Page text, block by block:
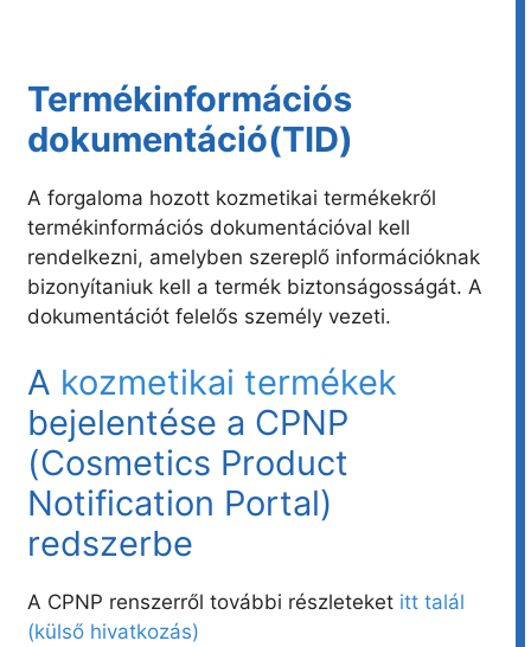
Termékinformációs
dokumentáció(TID)
A forgaloma hozott kozmetikai termékekről
termékinformációs dokumentációval kell
rendelkezni, amelyben szereplő információknak
bizonyítaniuk kell a termék biztonságosságát. A
dokumentációt felelős személy vezeti.
A kozmetikai termékek
bejelentése a CPNP
(Cosmetics Product
Notification Portal)
redszerbe
A CPNP renszerről további részleteket itt talál
(külső hivatkozás)